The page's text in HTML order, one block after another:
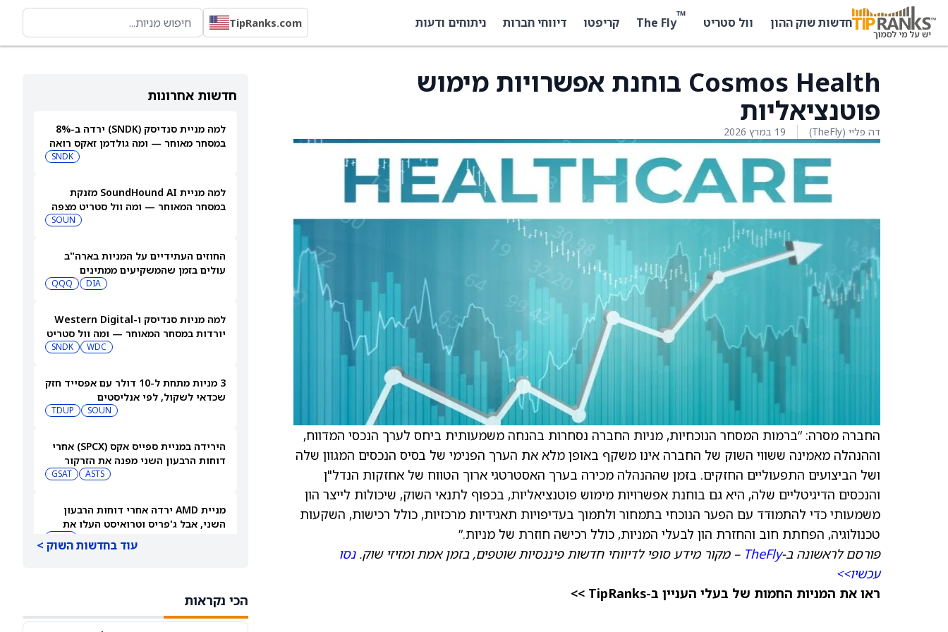
חדשות שוק ההון וול סטריט ™
The Fly קריפטו דיווחי חברות ניתוחים ודעות TipRanks.com
חדשות אחרונות
למה מניית סנדיסק (SNDK) ירדה ב-8%
במסחר מאוחר — ומה גולדמן זאקס רואה
SNDK
למה מניית SoundHound AI מזנקת
במסחר המאוחר — ומה וול סטריט מצפה
SOUN
החוזים העתידיים על המניות בארה"ב
עולים בזמן שהמשקיעים ממתינים
DIA
QQQ
למה מניות סנדיסק ו-Western Digital
יורדות במסחר המאוחר — ומה וול סטריט
WDC
SNDK
3 מניות מתחת ל-10 דולר עם אפסייד חזק
שכדאי לשקול, לפי אנליסטים
SOUN
TDUP
הירידה במניית ספייס אקס (SPCX) אחרי
דוחות הרבעון השני מפנה את הזרקור
לקרנות סל חלל עם חשיפה גבוהה
ASTS
GSAT
מניית AMD ירדה אחרי דוחות הרבעון
השני, אבל ג'פריס וטרואיסט העלו את
עוד בחדשות השוק >
הכי נקראות
Cosmos Health בוחנת אפשרויות מימוש
פוטנציאליות
דה פליי (TheFly) 19 במרץ 2026
החברה מסרה: “ברמות המסחר הנוכחיות, מניות החברה נסחרות בהנחה משמעותית ביחס לערך הנכסי המדווח,
וההנהלה מאמינה ששווי השוק של החברה אינו משקף באופן מלא את הערך הפנימי של בסיס הנכסים המגוון שלה
ושל הביצועים התפעוליים החזקים. בזמן שההנהלה מכירה בערך האסטרטגי ארוך הטווח של אחזקות הנדל"ן
והנכסים הדיגיטליים שלה, היא גם בוחנת אפשרויות מימוש פוטנציאליות, בכפוף לתנאי השוק, שיכולות לייצר הון
משמעותי כדי להתמודד עם הפער הנוכחי בתמחור ולתמוך בעדיפויות תאגידיות מרכזיות, כולל רכישות, השקעות
טכנולוגיה, הפחתת חוב והחזרת הון לבעלי המניות, כולל רכישה חוזרת של מניות.”
פורסם לראשונה ב-TheFly – מקור מידע סופי לדיווחי חדשות פיננסיות שוטפים, בזמן אמת ומזיזי שוק.נסו
עכשיו>>
ראו את המניות החמות של בעלי העניין ב-TipRanks >>